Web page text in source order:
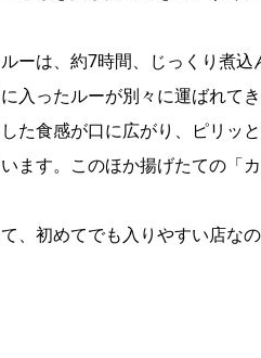
ーは、約7時間、じっくり煮
入ったルーが別々に運ばれて
た食感が口に広がり、ピリッ
ます。このほか揚げたての「
、初めてでも入りやすい店な